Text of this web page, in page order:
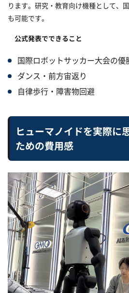
ります。研究・教育向け機種として、
も可能です。
公式発表でできること
国際ロボットサッカー大会の優
ダンス・前方宙返り
自律歩行・障害物回避
ヒューマノイドを実際に
ための費用感